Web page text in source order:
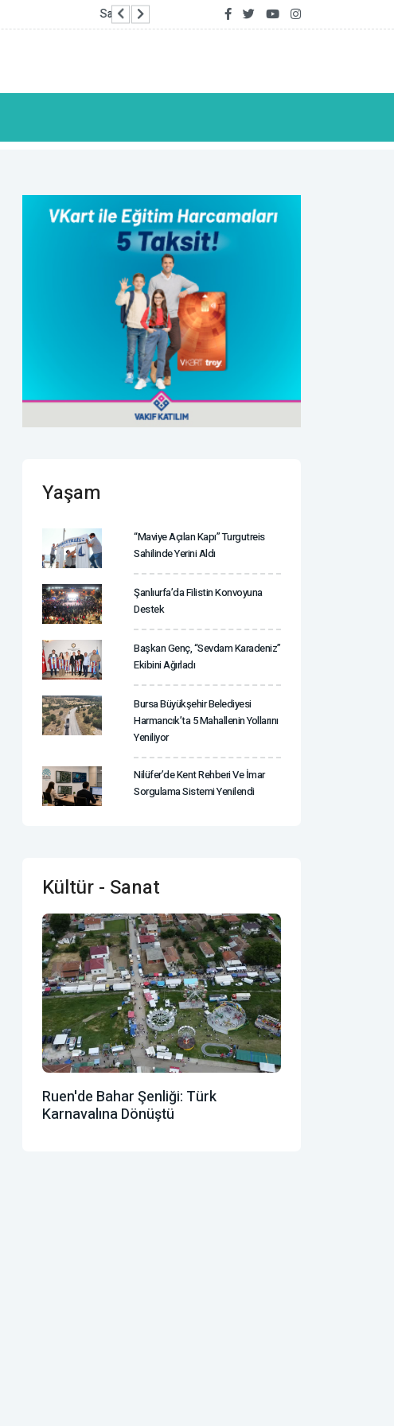
Özdağ’dan gazilere destek ziyareti
Yaşam
“Maviye Açılan Kapı” Turgutreis
Sahilinde Yerini Aldı
Şanlıurfa’da Filistin Konvoyuna
Destek
Başkan Genç, “Sevdam Karadeniz”
Ekibini Ağırladı
Bursa Büyükşehir Belediyesi
Harmancık’ta 5 Mahallenin Yollarını
Yeniliyor
Nilüfer’de Kent Rehberi Ve İmar
Sorgulama Sistemi Yenilendi
Kültür - Sanat
Ruen'de Bahar Şenliği: Türk
Karnavalına Dönüştü